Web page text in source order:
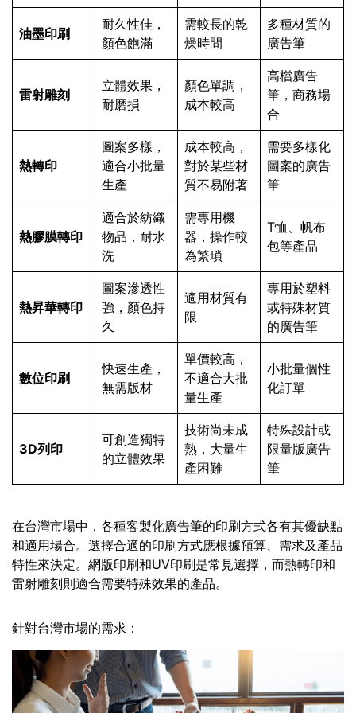
油墨印刷
耐久性佳，
顏色飽滿
需較長的乾
燥時間
多種材質的
廣告筆
雷射雕刻
立體效果，
耐磨損
顏色單調，
成本較高
高檔廣告
筆，商務場
合
熱轉印
圖案多樣，
適合小批量
生產
成本較高，
對於某些材
質不易附著
需要多樣化
圖案的廣告
筆
熱膠膜轉印
適合於紡織
物品，耐水
洗
需專用機
器，操作較
為繁瑣
T恤、帆布
包等產品
熱昇華轉印
圖案滲透性
強，顏色持
久
適用材質有
限
專用於塑料
或特殊材質
的廣告筆
數位印刷
快速生產，
無需版材
單價較高，
不適合大批
量生產
小批量個性
化訂單
3D列印
可創造獨特
的立體效果
技術尚未成
熟，大量生
產困難
特殊設計或
限量版廣告
筆
在台灣市場中，各種客製化廣告筆的印刷方式各有其優缺點
和適用場合。選擇合適的印刷方式應根據預算、需求及產品
特性來決定。網版印刷和UV印刷是常見選擇，而熱轉印和
雷射雕刻則適合需要特殊效果的產品。
針對台灣市場的需求：